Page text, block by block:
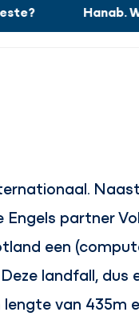
Hanab.
partner
een
landfall, dus
van 435m